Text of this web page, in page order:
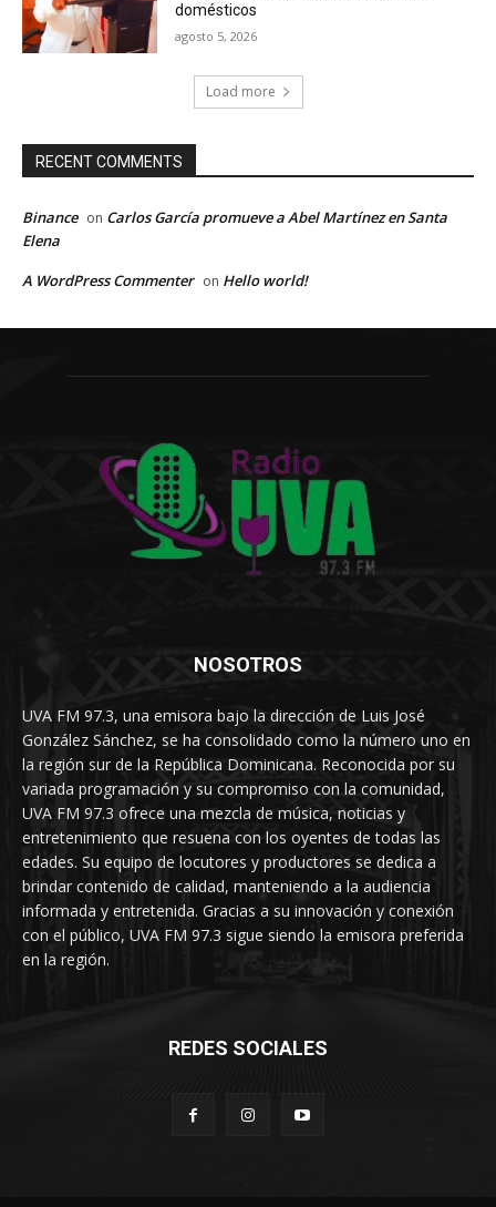
domésticos
agosto 5, 2026
Load more
RECENT COMMENTS
Binance on Carlos García promueve a Abel Martínez en Santa
Elena
A WordPress Commenter on Hello world!
NOSOTROS
UVA FM 97.3, una emisora bajo la dirección de Luis José
González Sánchez, se ha consolidado como la número uno en
la región sur de la República Dominicana. Reconocida por su
variada programación y su compromiso con la comunidad,
UVA FM 97.3 ofrece una mezcla de música, noticias y
entretenimiento que resuena con los oyentes de todas las
edades. Su equipo de locutores y productores se dedica a
brindar contenido de calidad, manteniendo a la audiencia
informada y entretenida. Gracias a su innovación y conexión
con el público, UVA FM 97.3 sigue siendo la emisora preferida
en la región.
REDES SOCIALES